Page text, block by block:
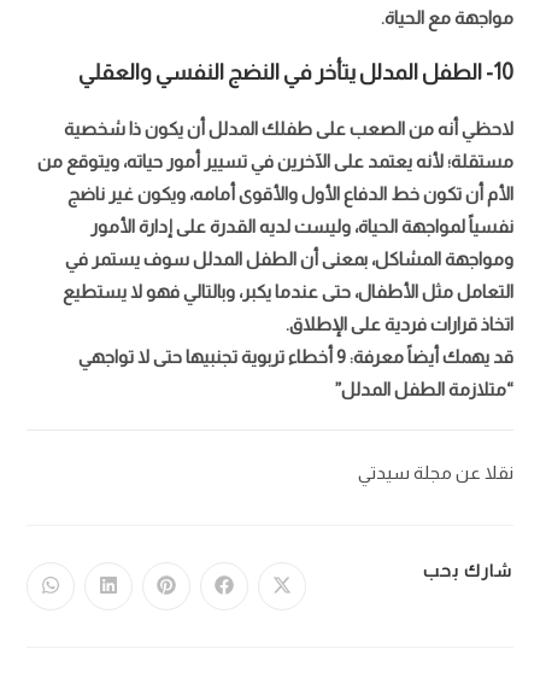
مواجهة مع الحياة.
10- الطفل المدلل يتأخر في النضج النفسي والعقلي
لاحظي أنه من الصعب على طفلك المدلل أن يكون ذا شخصية
مستقلة؛ لأنه يعتمد على الآخرين في تسيير أمور حياته، ويتوقع من
الأم أن تكون خط الدفاع الأول والأقوى أمامه، ويكون غير ناضج
نفسياً لمواجهة الحياة، وليست لديه القدرة على إدارة الأمور
ومواجهة المشاكل، بمعنى أن الطفل المدلل سوف يستمر في
التعامل مثل الأطفال، حتى عندما يكبر، وبالتالي فهو لا يستطيع
اتخاذ قرارات فردية على الإطلاق.
قد يهمك أيضاً معرفة: 9 أخطاء تربوية تجنبيها حتى لا تواجهي
“متلازمة الطفل المدلل”
نقلا عن مجلة سيدتي
شارك بحب